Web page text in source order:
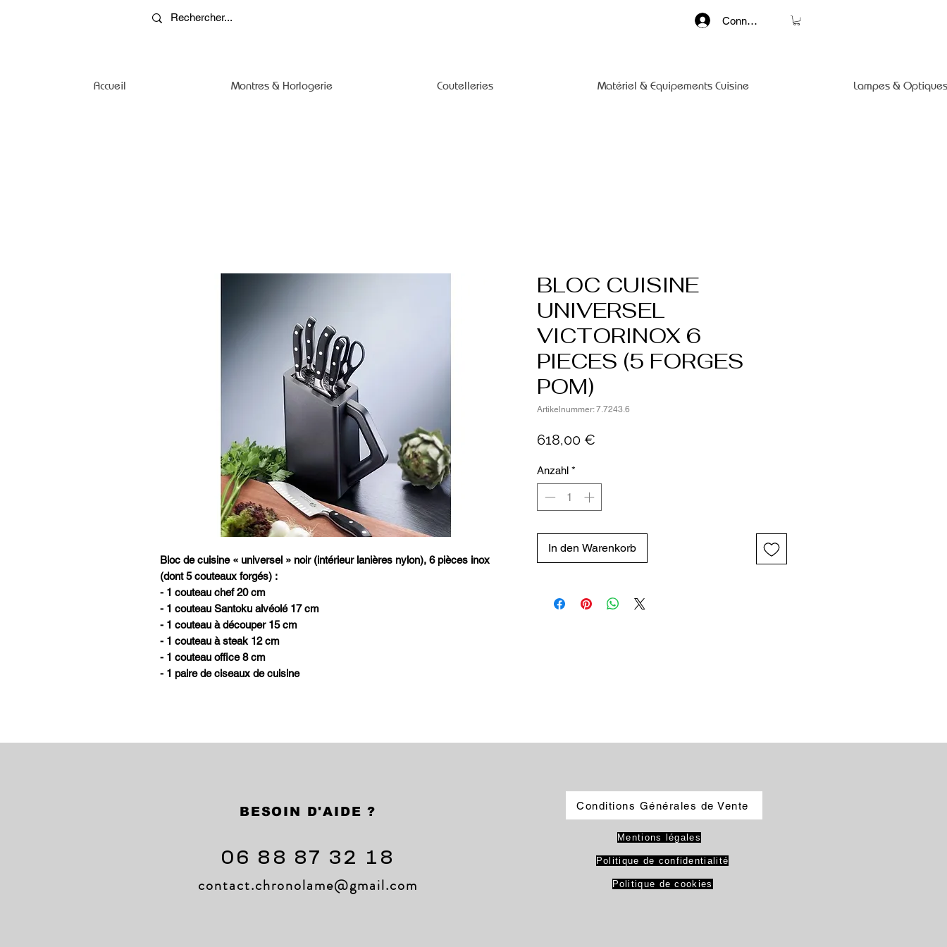
Connexion
Accueil Montres & Horlogerie Coutelleries Matériel & Equipements Cuisine Lampes &
Bloc de cuisine « universel » noir (intérieur lanières nylon), 6 pièces inox
(dont 5 couteaux forgés) :
- 1 couteau chef 20 cm
- 1 couteau Santoku alvéolé 17 cm
- 1 couteau à découper 15 cm
- 1 couteau à steak 12 cm
- 1 couteau office 8 cm
- 1 paire de ciseaux de cuisine
BLOC CUISINE
UNIVERSEL
VICTORINOX 6
PIECES (5 FORGES
POM)
Artikelnummer: 7.7243.6
618,00 €
Anzahl *
In den Warenkorb
BESOIN D'AIDE ?
06 88 87 32 18
contact.chronolame@gmail.com
Conditions Générales de Vente
Mentions légales
Politique de confidentialité
Politique de cookies